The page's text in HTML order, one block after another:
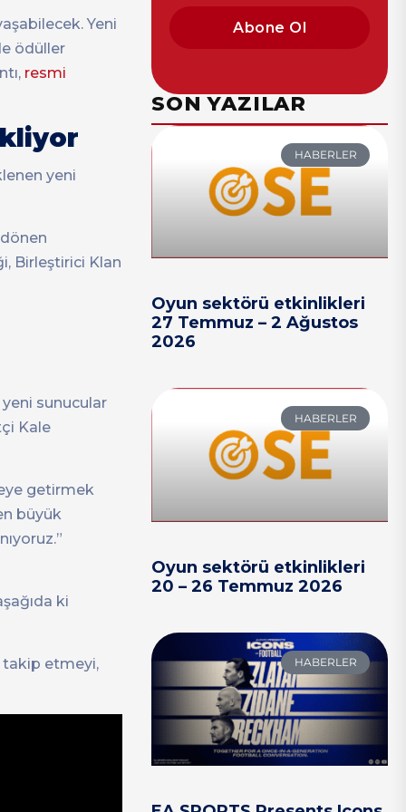
Yeni
ödüller
resmi
yeni
Birleştirici Klan
sunucular
Kale
getirmek
büyük
ki
takip etmeyi,
Abone Ol
SON YAZILAR
HABERLER
Oyun sektörü etkinlikleri
27 Temmuz – 2 Ağustos
2026
HABERLER
Oyun sektörü etkinlikleri
20 – 26 Temmuz 2026
HABERLER